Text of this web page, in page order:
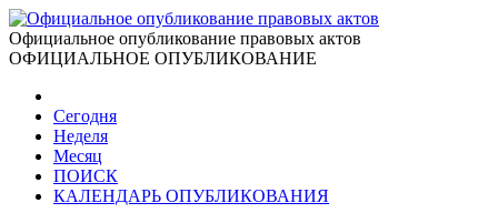
Официальное опубликование правовых актов
ОФИЦИАЛЬНОЕ ОПУБЛИКОВАНИЕ
Сегодня
Неделя
Месяц
ПОИСК
КАЛЕНДАРЬ ОПУБЛИКОВАНИЯ